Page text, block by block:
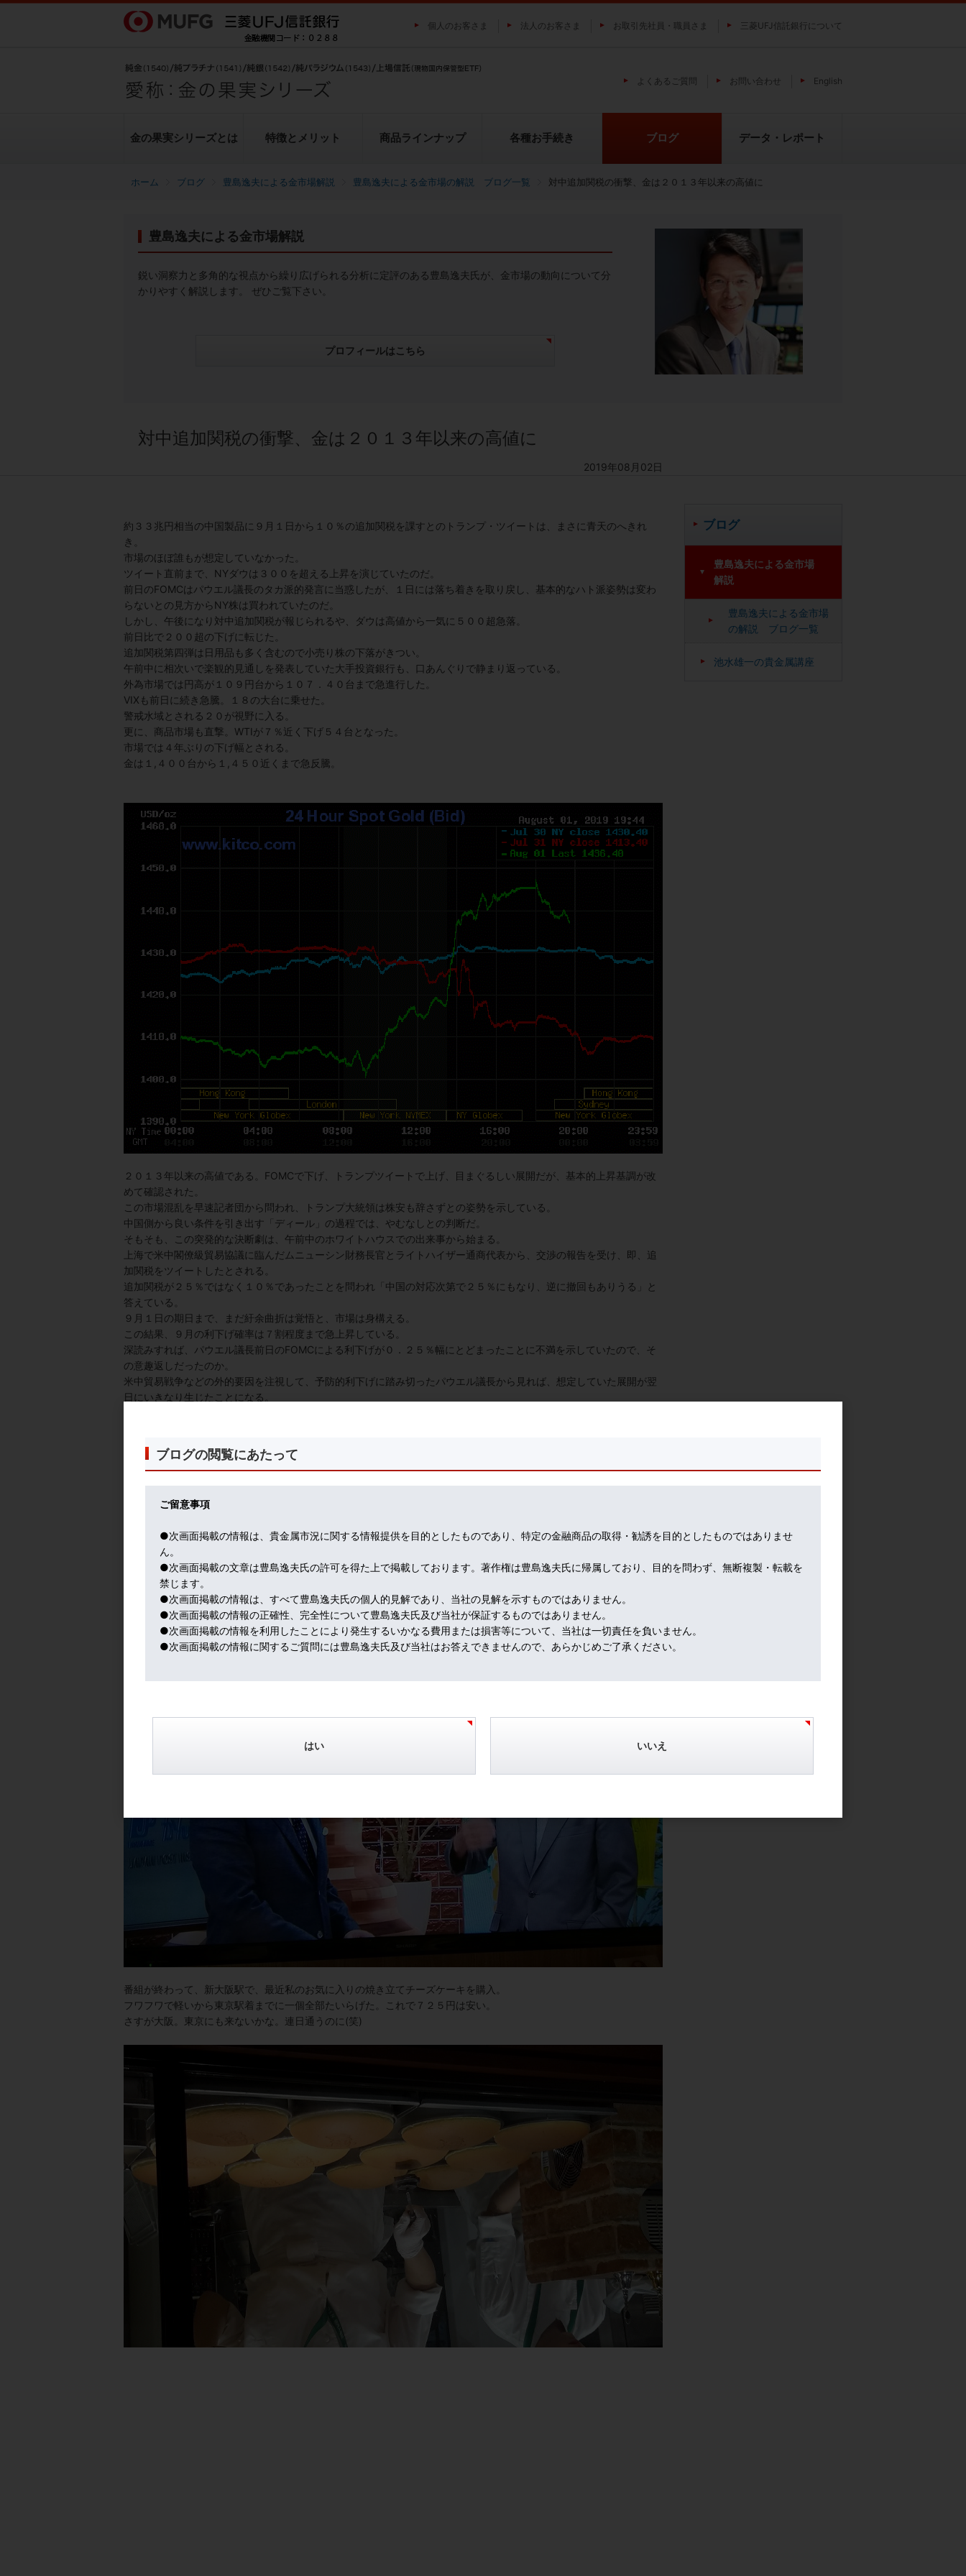
ブログ 豊島逸夫による金市場解説 豊島逸夫による金市場の解説 ブログ一覧 対中追加関税の衝撃、金は２０１３年以来の高値に
豊島逸夫による金市場解説
鋭い洞察力と多角的な視点から繰り広げられる分析に定評のある豊島逸夫氏が、金市場の動向について分
かりやすく解説します。 ぜひご覧下さい。
プロフィールはこちら
ブログ
豊島逸夫による金市場
解説
豊島逸夫による金市場
の解説 ブログ一覧
池水雄一の貴金属講座
対中追加関税の衝撃、金は２０１３年以来の高値に
2019年08月02日
約３３兆円相当の中国製品に９月１日から１０％の追加関税を課すとのトランプ・ツイートは、まさに青天のへきれ
き。
市場のほぼ誰もが想定していなかった。
ツイート直前まで、NYダウは３００を超える上昇を演じていたのだ。
前日のFOMCはパウエル議長のタカ派的発言に当惑したが、１日には落ち着きを取り戻し、基本的なハト派姿勢は変わ
らないとの見方からNY株は買われていたのだ。
しかし、午後になり対中追加関税が報じられるや、ダウは高値から一気に５００超急落。
前日比で２００超の下げに転じた。
追加関税第四弾は日用品も多く含むので小売り株の下落がきつい。
午前中に相次いで楽観的見通しを発表していた大手投資銀行も、口あんぐりで静まり返っている。
外為市場では円高が１０９円台から１０７．４０台まで急進行した。
VIXも前日に続き急騰。１８の大台に乗せた。
警戒水域とされる２０が視野に入る。
更に、商品市場も直撃。WTIが７％近く下げ５４台となった。
市場では４年ぶりの下げ幅とされる。
金は１,４００台から１,４５０近くまで急反騰。
２０１３年以来の高値である。FOMCで下げ、トランプツイートで上げ、目まぐるしい展開だが、基本的上昇基調が改
めて確認された。
この市場混乱を早速記者団から問われ、トランプ大統領は株安も辞さずとの姿勢を示している。
中国側から良い条件を引き出す「ディール」の過程では、やむなしとの判断だ。
そもそも、この突発的な決断劇は、午前中のホワイトハウスでの出来事から始まる。
上海で米中閣僚級貿易協議に臨んだムニューシン財務長官とライトハイザー通商代表から、交渉の報告を受け、即、追
加関税をツイートしたとされる。
追加関税が２５％ではなく１０％であったことを問われ「中国の対応次第で２５％にもなり、逆に撤回もありうる」と
答えている。
９月１日の期日まで、まだ紆余曲折は覚悟と、市場は身構える。
この結果、９月の利下げ確率は７割程度まで急上昇している。
深読みすれば、パウエル議長前日のFOMCによる利下げが０．２５％幅にとどまったことに不満を示していたので、そ
の意趣返しだったのか。
米中貿易戦争などの外的要因を注視して、予防的利下げに踏み切ったパウエル議長から見れば、想定していた展開が翌
日にいきなり生じたことになる。
ドクター・パウエルの予防注射投与は正しい判断だったといえよう。
そして、本日は雇用統計発表の日。
ミヤネ屋で、かんぽ生命問題について３０分ほど生出演。
番組が終わって、新大阪駅で、最近私のお気に入りの焼き立てチーズケーキを購入。
フワフワで軽いから東京駅着までに一個全部たいらげた。これで７２５円は安い。
さすが大阪。東京にも来ないかな。連日通うのに(笑)
個人のお客さま 法人のお客さま お取引先社員・職員さま 三菱UFJ信託銀行について
よくあるご質問 お問い合わせ English
金の果実シリーズとは
金投資とは 貴金属の特性
特徴とメリット
シリーズの魅力
商品ラインナップ
純金上場信託（金の果実）
純パラジウム上場信託（パラジウ
ムの果実）
各種お手続き
転換（交換）の手続き
ブログ
豊島逸夫による金市場解説
データ・レポート
ヒストリカルデータ
ブログの閲覧にあたって
ご留意事項
●次画面掲載の情報は、貴金属市況に関する情報提供を目的としたものであり、特定の金融商品の取得・勧誘を目的としたものではありませ
ん。
●次画面掲載の文章は豊島逸夫氏の許可を得た上で掲載しております。著作権は豊島逸夫氏に帰属しており、目的を問わず、無断複製・転載を
禁じます。
●次画面掲載の情報は、すべて豊島逸夫氏の個人的見解であり、当社の見解を示すものではありません。
●次画面掲載の情報の正確性、完全性について豊島逸夫氏及び当社が保証するものではありません。
●次画面掲載の情報を利用したことにより発生するいかなる費用または損害等について、当社は一切責任を負いません。
●次画面掲載の情報に関するご質問には豊島逸夫氏及び当社はお答えできませんので、あらかじめご了承ください。
はい いいえ